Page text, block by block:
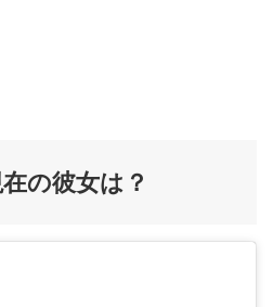
の彼女は？